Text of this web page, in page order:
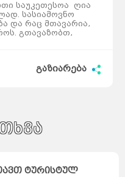
საუკეთესოა ღია
სასიამოვნო
და რაც მთავარია,
გთავაზობთ,
მეთერთმეტე
და მითების
მოიცავს
გაზიარება
ტურისტულ